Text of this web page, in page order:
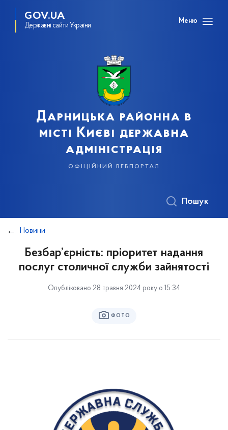
GOV.UA
Державні сайти України
Меню
Дарницька районна в
місті Києві державна
адміністрація
офіційний вебпортал
Пошук
Новини
Безбар’єрність: пріоритет надання
послуг столичної служби зайнятості
Опубліковано 28 травня 2024 року о 15:34
ФОТО